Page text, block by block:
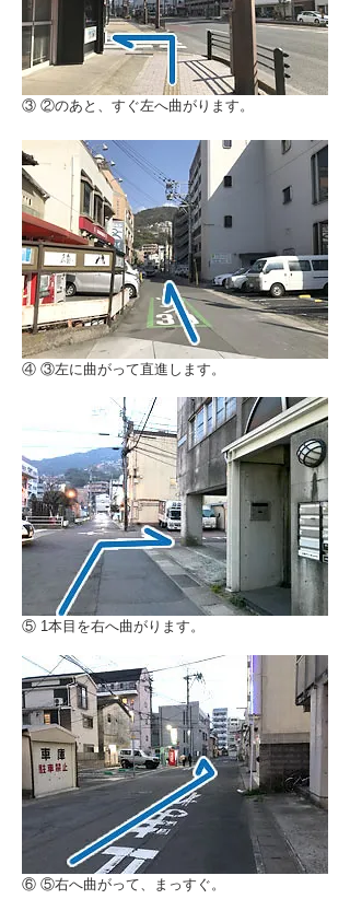
③ ②のあと、すぐ左へ曲がります。
④ ③左に曲がって直進します。
⑤ 1本目を右へ曲がります。
⑥ ⑤右へ曲がって、まっすぐ。